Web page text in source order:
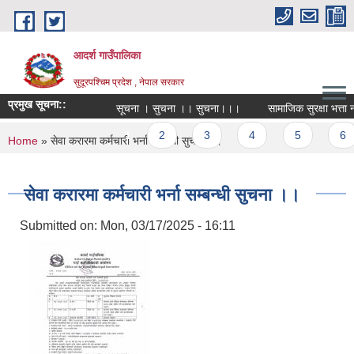
Skip to main content
आदर्श गाउँपालिका
सुदूरपश्चिम प्रदेश , नेपाल सरकार
प्रमुख सूचना:: सूचना । सुचना ।। सुचना।।। सामाजिक सुरक्षा भत्ता
Pages
1 2 3
You are here
Home » सेवा करारमा कर्मचारी भर्ना सम्बन्धी सुचना ।।
सेवा करारमा कर्मचारी भर्ना सम्बन्धी सुचना ।।
Submitted on: Mon, 03/17/2025 - 16:11